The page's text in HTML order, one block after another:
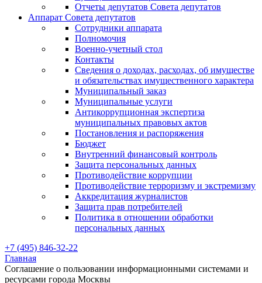
Отчеты депутатов Совета депутатов
Аппарат Совета депутатов
Сотрудники аппарата
Полномочия
Военно-учетный стол
Контакты
Сведения о доходах, расходах, об имуществе
и обязательствах имущественного характера
Муниципальный заказ
Муниципальные услуги
Антикоррупционная экспертиза
муниципальных правовых актов
Постановления и распоряжения
Бюджет
Внутренний финансовый контроль
Защита персональных данных
Противодействие коррупции
Противодействие терроризму и экстремизму
Аккредитация журналистов
Защита прав потребителей
Политика в отношении обработки
персональных данных
+7 (495) 846-32-22
Главная
Соглашение о пользовании информационными системами и
ресурсами города Москвы